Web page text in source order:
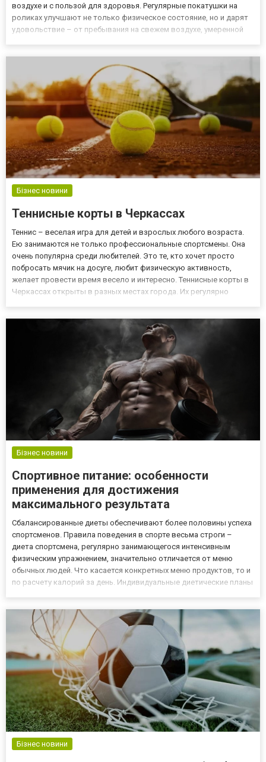
воздухе и с пользой для здоровья. Регулярные покатушки на
роликах улучшают не только физическое состояние, но и дарят
удовольствие – от пребывания на свежем воздухе, умеренной
Бізнес новини
Теннисные корты в Черкассах
Теннис – веселая игра для детей и взрослых любого возраста.
Ею занимаются не только профессиональные спортсмены. Она
очень популярна среди любителей. Это те, кто хочет просто
побросать мячик на досуге, любит физическую активность,
желает провести время весело и интересно. Теннисные корты в
Черкассах открыты в разных местах города. Их регулярно
Бізнес новини
Спортивное питание: особенности
применения для достижения
максимального результата
Сбалансированные диеты обеспечивают более половины успеха
спортсменов. Правила поведения в спорте весьма строги –
диета спортсмена, регулярно занимающегося интенсивным
физическим упражнением, значительно отличается от меню
обычных людей. Что касается конкретных меню продуктов, то и
по расчету калорий за день. Индивидуальные диетические планы
Бізнес новини